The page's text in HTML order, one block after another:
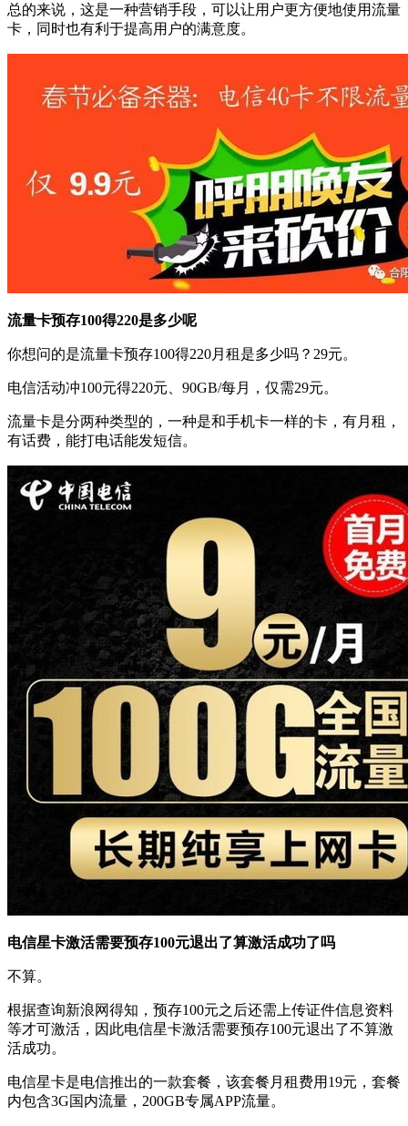
总的来说，这是一种营销手段，可以让用户更方便地使用流量
卡，同时也有利于提高用户的满意度。
流量卡预存100得220是多少呢
你想问的是流量卡预存100得220月租是多少吗？29元。
电信活动冲100元得220元、90GB/每月，仅需29元。
流量卡是分两种类型的，一种是和手机卡一样的卡，有月租，
有话费，能打电话能发短信。
电信星卡激活需要预存100元退出了算激活成功了吗
不算。
根据查询新浪网得知，预存100元之后还需上传证件信息资料
等才可激活，因此电信星卡激活需要预存100元退出了不算激
活成功。
电信星卡是电信推出的一款套餐，该套餐月租费用19元，套餐
内包含3G国内流量，200GB专属APP流量。